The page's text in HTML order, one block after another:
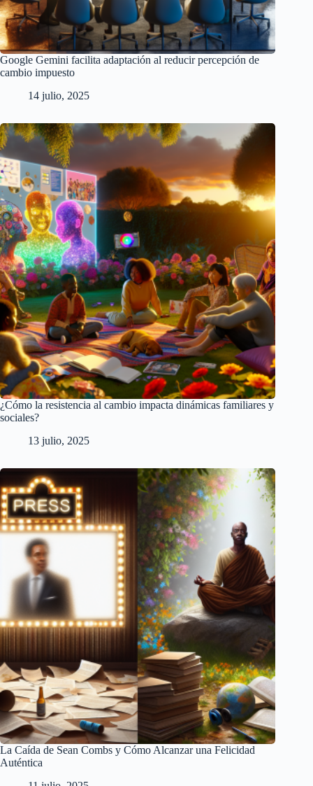
Google Gemini facilita adaptación al reducir percepción de
cambio impuesto
14 julio, 2025
¿Cómo la resistencia al cambio impacta dinámicas familiares y
sociales?
13 julio, 2025
La Caída de Sean Combs y Cómo Alcanzar una Felicidad
Auténtica